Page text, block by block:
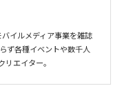
イルメディア事業を雑誌
ず各種イベントや数千人
エイター。